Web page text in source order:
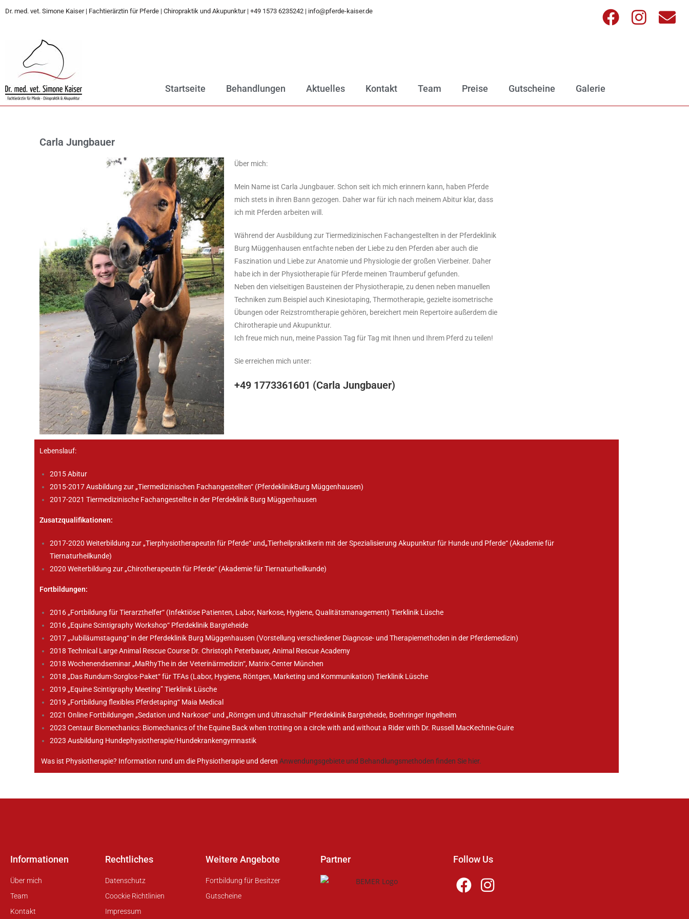
Dr. med. vet. Simone Kaiser | Fachtierärztin für Pferde | Chiropraktik und Akupunktur | +49 1573 6235242‬‬ | info@pferde-kaiser.de
Startseite Behandlungen Aktuelles Kontakt Team Preise Gutscheine Galerie
Carla Jungbauer
Über mich:
Mein Name ist Carla Jungbauer. Schon seit ich mich erinnern kann, haben Pferde
mich stets in ihren Bann gezogen. Daher war für ich nach meinem Abitur klar, dass
ich mit Pferden arbeiten will.
Während der Ausbildung zur Tiermedizinischen Fachangestellten in der Pferdeklinik
Burg Müggenhausen entfachte neben der Liebe zu den Pferden aber auch die
Faszination und Liebe zur Anatomie und Physiologie der großen Vierbeiner. Daher
habe ich in der Physiotherapie für Pferde meinen Traumberuf gefunden.
Neben den vielseitigen Bausteinen der Physiotherapie, zu denen neben manuellen
Techniken zum Beispiel auch Kinesiotaping, Thermotherapie, gezielte isometrische
Übungen oder Reizstromtherapie gehören, bereichert mein Repertoire außerdem die
Chirotherapie und Akupunktur.
Ich freue mich nun, meine Passion Tag für Tag mit Ihnen und Ihrem Pferd zu teilen!
Sie erreichen mich unter:
+49 1773361601 (Carla Jungbauer)
Lebenslauf:
2015 Abitur
2015-2017 Ausbildung zur „Tiermedizinischen Fachangestellten“ (PferdeklinikBurg Müggenhausen)
2017-2021 Tiermedizinische Fachangestellte in der Pferdeklinik Burg Müggenhausen
Zusatzqualifikationen:
2017-2020 Weiterbildung zur „Tierphysiotherapeutin für Pferde“ und„Tierheilpraktikerin mit der Spezialisierung Akupunktur für Hunde und Pferde“ (Akademie für
Tiernaturheilkunde)
2020 Weiterbildung zur „Chirotherapeutin für Pferde“ (Akademie für Tiernaturheilkunde)
Fortbildungen:
2016 „Fortbildung für Tierarzthelfer“ (Infektiöse Patienten, Labor, Narkose, Hygiene, Qualitätsmanagement) Tierklinik Lüsche
2016 „Equine Scintigraphy Workshop“ Pferdeklinik Bargteheide
2017 „Jubiläumstagung“ in der Pferdeklinik Burg Müggenhausen (Vorstellung verschiedener Diagnose- und Therapiemethoden in der Pferdemedizin)
2018 Technical Large Animal Rescue Course Dr. Christoph Peterbauer, Animal Rescue Academy
2018 Wochenendseminar „MaRhyThe in der Veterinärmedizin“, Matrix-Center München
2018 „Das Rundum-Sorglos-Paket“ für TFAs (Labor, Hygiene, Röntgen, Marketing und Kommunikation) Tierklinik Lüsche
2019 „Equine Scintigraphy Meeting” Tierklinik Lüsche
2019 „Fortbildung flexibles Pferdetaping“ Maia Medical
2021 Online Fortbildungen „Sedation und Narkose“ und „Röntgen und Ultraschall“ Pferdeklinik Bargteheide, Boehringer Ingelheim
2023 Centaur Biomechanics: Biomechanics of the Equine Back when trotting on a circle with and without a Rider with Dr. Russell MacKechnie-Guire
2023 Ausbildung Hundephysiotherapie/Hundekrankengymnastik
Was ist Physiotherapie? Information rund um die Physiotherapie und derenAnwendungsgebiete und Behandlungsmethoden finden Sie hier.
Informationen
Über mich
Team
Kontakt
Rechtliches
Datenschutz
Coockie Richtlinien
Impressum
Weitere Angebote
Fortbildung für Besitzer
Gutscheine
Partner Follow Us